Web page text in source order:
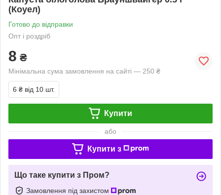
(Коуел)
Готово до відправки
Опт і роздріб
8 ₴
Мінімальна сума замовлення на сайті — 250 ₴
6 ₴ від 10 шт.
Купити
або
Купити з
Що таке купити з Пром?
Замовлення під захистом